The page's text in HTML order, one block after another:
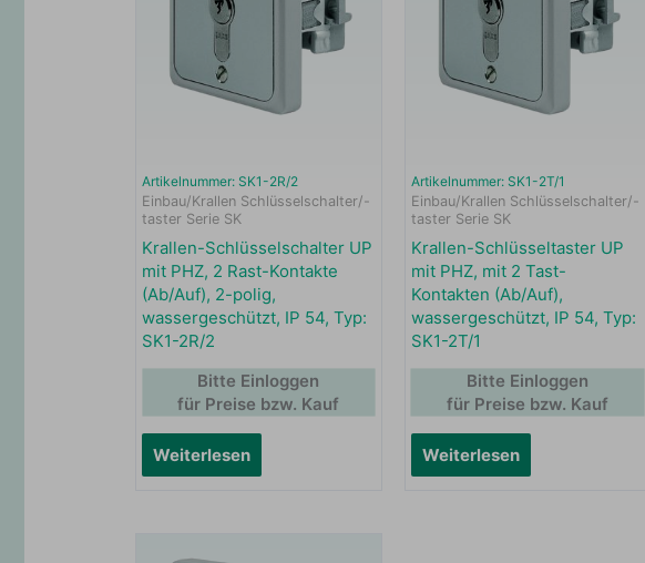
Artikelnummer: SK1-2R/2
Einbau/Krallen Schlüsselschalter/-
taster Serie SK
Krallen-Schlüsselschalter UP
mit PHZ, 2 Rast-Kontakte
(Ab/Auf), 2-polig,
wassergeschützt, IP 54, Typ:
SK1-2R/2
Weiterlesen
Bitte Einloggen
für Preise bzw. Kauf
Artikelnummer: SK1-2T/1
Einbau/Krallen Schlüsselschalter/-
taster Serie SK
Krallen-Schlüsseltaster UP
mit PHZ, mit 2 Tast-
Kontakten (Ab/Auf),
wassergeschützt, IP 54, Typ:
SK1-2T/1
Weiterlesen
Bitte Einloggen
für Preise bzw. Kauf